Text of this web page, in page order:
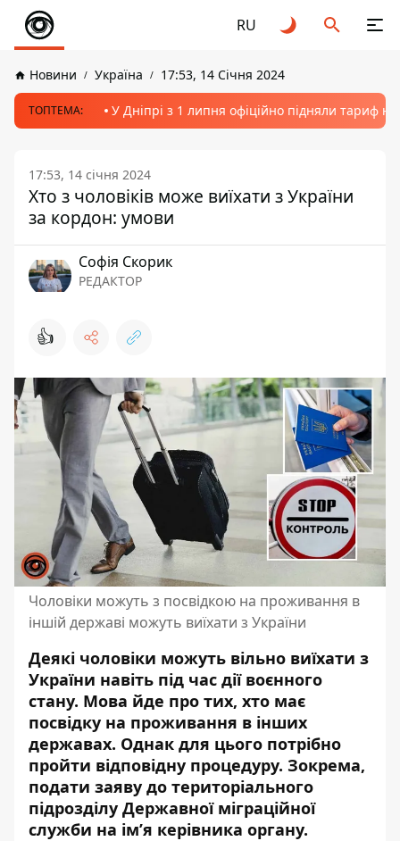
RU
Новини Україна 17:53, 14 Січня 2024
ТОПТЕМА: У Дніпрі з 1 липня офіційно підняли тариф
17:53, 14 січня 2024
Хто з чоловіків може виїхати з України
за кордон: умови
Софія Скорик
РЕДАКТОР
👍
Чоловіки можуть з посвідкою на проживання в
іншій державі можуть виїхати з України
Деякі чоловіки можуть вільно виїхати з
України навіть під час дії воєнного
стану. Мова йде про тих, хто має
посвідку на проживання в інших
державах. Однак для цього потрібно
пройти відповідну процедуру. Зокрема,
подати заяву до територіального
підрозділу Державної міграційної
служби на ім’я керівника органу.